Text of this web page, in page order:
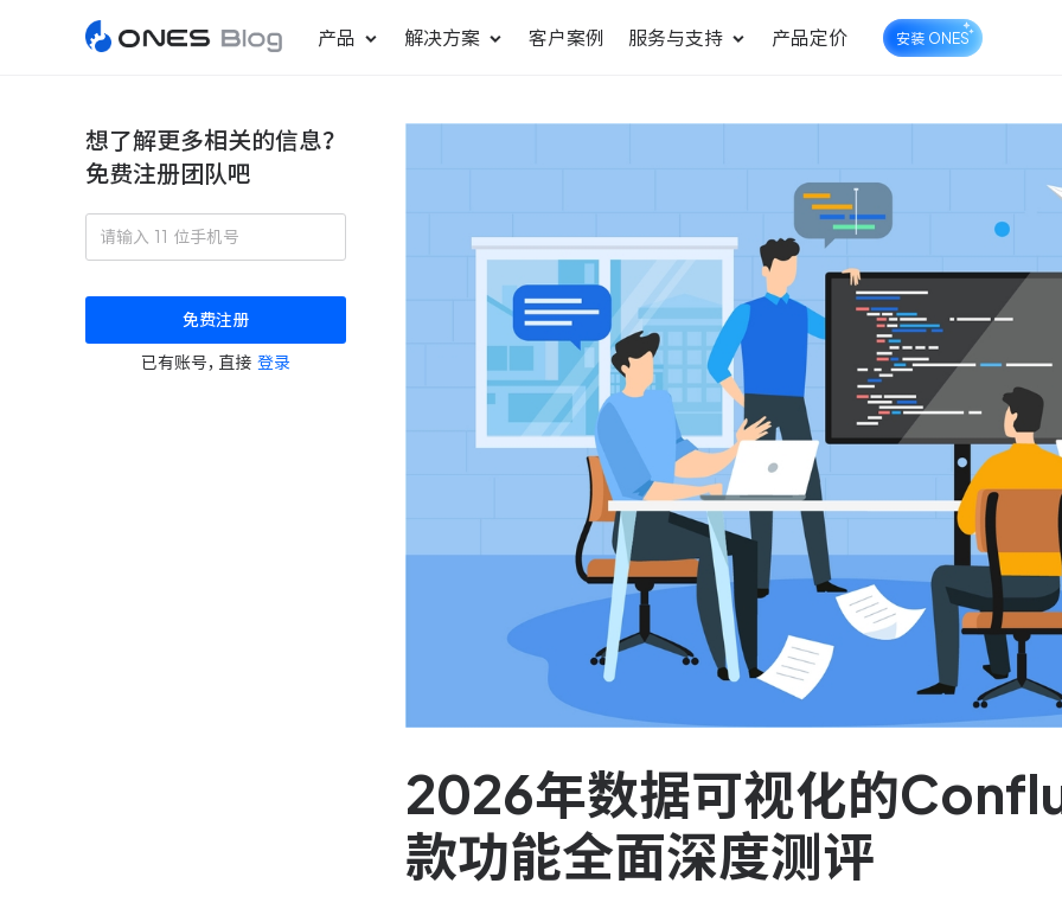
产品
ONES Desk
解决方案
更好更快地发布产品
统一管理业务信息和企业知
轻松规划项目和跟踪进度
测试管理
快速交付高质量产品
DevOps
可持续地交付端到端的价值
高效合理地规划和利用团队资
服务台和工单管理
轻松响应与解决客户反馈
驱动企业创新增长 助力车企高效研发
客户案例 服务与支持 产品定价 安装 ONES
想了解更多相关的信息？
免费注册团队吧
免费注册
已有账号，直接 登录
2026年数据可视化的
款功能全面深度测评